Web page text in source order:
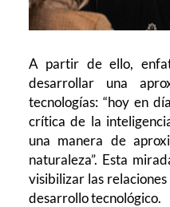
A partir de ello,
desarrollar una
tecnologías: “hoy en
crítica de la
una manera de
naturaleza”. Esta
visibilizar las
desarrollo tecnológico.